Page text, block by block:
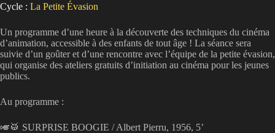
Cycle : La Petite Évasion
Un programme d’une heure à la découverte des techniques du cinéma
d’animation, accessible à des enfants de tout âge ! La séance sera
suivie d’un goûter et d’une rencontre avec l’équipe de la petite évasion,
qui organise des ateliers gratuits d’initiation au cinéma pour les jeunes
publics.
Au programme :
🎺🥁 SURPRISE BOOGIE / Albert Pierru, 1956, 5’